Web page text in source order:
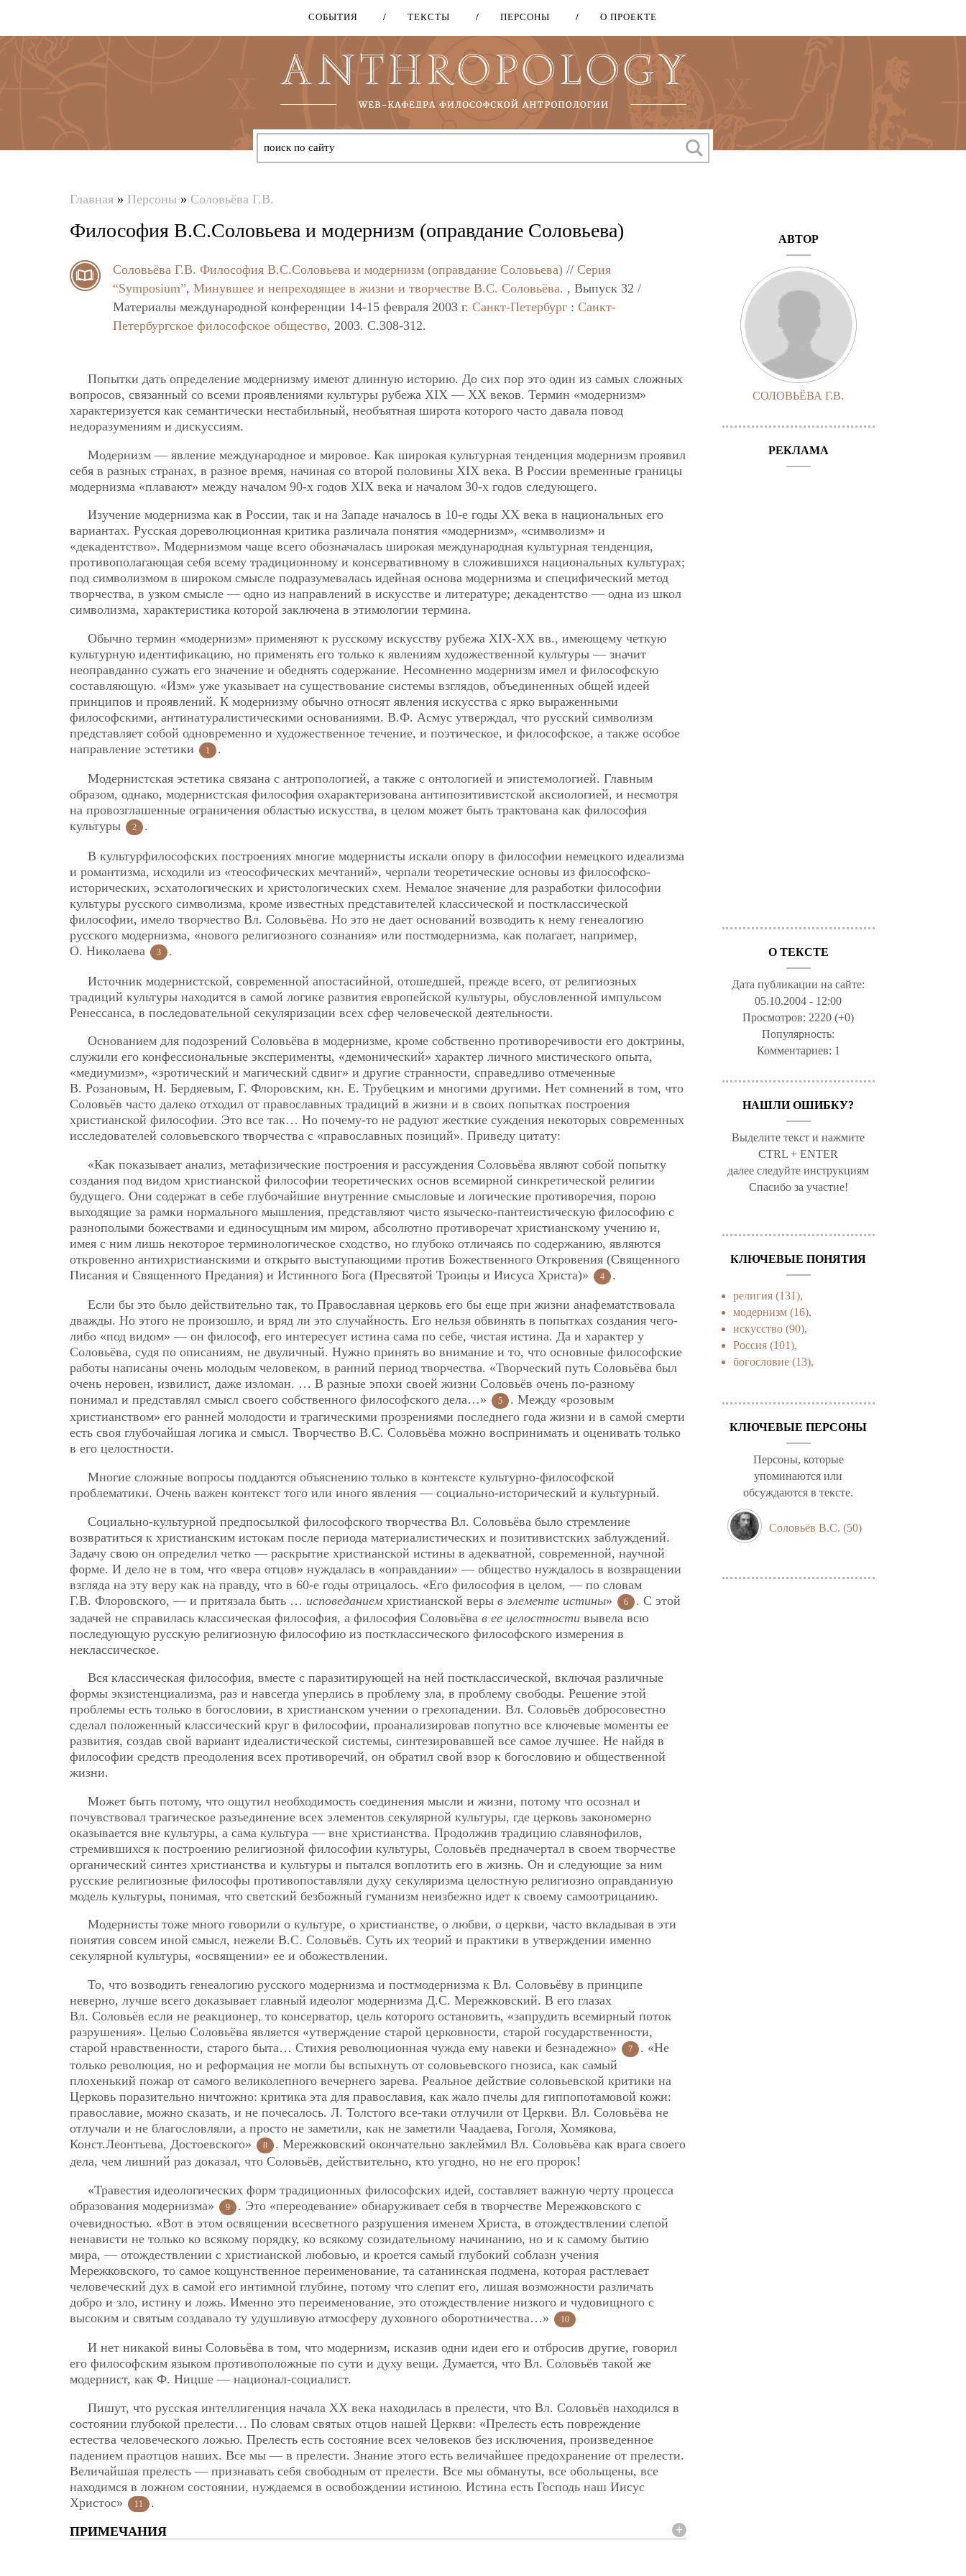
Перейти
основному
содержанию
СОБЫТИЯ ТЕКСТЫ ПЕРСОНЫ О ПРОЕКТЕ
здесь
Главная » Персоны » Соловьёва Г.В.
Философия В.С.Соловьева и модернизм (оправдание Соловьева)
Соловьёва Г.В. Философия В.С.Соловьева и модернизм (оправдание Соловьева) // Серия
“Symposium”, Минувшее и непреходящее в жизни и творчестве В.С. Соловьёва. , Выпуск 32 /
Материалы международной конференции 14-15 февраля 2003 г. Санкт-Петербург : Санкт-
Петербургское философское общество, 2003. C.308-312.
Попытки дать определение модернизму имеют длинную историю. До сих пор это один из самых сложных
вопросов, связанный со всеми проявлениями культуры рубежа XIX — XX веков. Термин «модернизм»
характеризуется как семантически нестабильный, необъятная широта которого часто давала повод
недоразумениям и дискуссиям.
Модернизм — явление международное и мировое. Как широкая культурная тенденция модернизм проявил
себя в разных странах, в разное время, начиная со второй половины XIX века. В России временные границы
модернизма «плавают» между началом 90-х годов XIX века и началом 30-х годов следующего.
Изучение модернизма как в России, так и на Западе началось в 10-е годы ХХ века в национальных его
вариантах. Русская дореволюционная критика различала понятия «модернизм», «символизм» и
«декадентство». Модернизмом чаще всего обозначалась широкая международная культурная тенденция,
противополагающая себя всему традиционному и консервативному в сложившихся национальных культурах;
под символизмом в широком смысле подразумевалась идейная основа модернизма и специфический метод
творчества, в узком смысле — одно из направлений в искусстве и литературе; декадентство — одна из школ
символизма, характеристика которой заключена в этимологии термина.
Обычно термин «модернизм» применяют к русскому искусству рубежа XIX-XX вв., имеющему четкую
культурную идентификацию, но применять его только к явлениям художественной культуры — значит
неоправданно сужать его значение и обеднять содержание. Несомненно модернизм имел и философскую
составляющую. «Изм» уже указывает на существование системы взглядов, объединенных общей идеей
принципов и проявлений. К модернизму обычно относят явления искусства с ярко выраженными
философскими, антинатуралистическими основаниями. В.Ф. Асмус утверждал, что русский символизм
представляет собой одновременно и художественное течение, и поэтическое, и философское, а также особое
направление эстетики
1 .
Модернистская эстетика связана с антропологией, а также с онтологией и эпистемологией. Главным
образом, однако, модернистская философия охарактеризована антипозитивистской аксиологией, и несмотря
на провозглашенные ограничения областью искусства, в целом может быть трактована как философия
культуры
2 .
В культурфилософских построениях многие модернисты искали опору в философии немецкого идеализма
и романтизма, исходили из «теософических мечтаний», черпали теоретические основы из философско-
исторических, эсхатологических и христологических схем. Немалое значение для разработки философии
культуры русского символизма, кроме известных представителей классической и постклассической
философии, имело творчество Вл. Соловьёва. Но это не дает оснований возводить к нему генеалогию
русского модернизма, «нового религиозного сознания» или постмодернизма, как полагает, например,
О. Николаева
3 .
Источник модернистской, современной апостасийной, отошедшей, прежде всего, от религиозных
традиций культуры находится в самой логике развития европейской культуры, обусловленной импульсом
Ренессанса, в последовательной секуляризации всех сфер человеческой деятельности.
Основанием для подозрений Соловьёва в модернизме, кроме собственно противоречивости его доктрины,
служили его конфессиональные эксперименты, «демонический» характер личного мистического опыта,
«медиумизм», «эротический и магический сдвиг» и другие странности, справедливо отмеченные
В. Розановым, Н. Бердяевым, Г. Флоровским, кн. Е. Трубецким и многими другими. Нет сомнений в том, что
Соловьёв часто далеко отходил от православных традиций в жизни и в своих попытках построения
христианской философии. Это все так… Но почему-то не радуют жесткие суждения некоторых современных
исследователей соловьевского творчества с «православных позиций». Приведу цитату:
«Как показывает анализ, метафизические построения и рассуждения Соловьёва являют собой попытку
создания под видом христианской философии теоретических основ всемирной синкретической религии
будущего. Они содержат в себе глубочайшие внутренние смысловые и логические противоречия, порою
выходящие за рамки нормального мышления, представляют чисто языческо-пантеистическую философию с
разнополыми божествами и единосущным им миром, абсолютно противоречат христианскому учению и,
имея с ним лишь некоторое терминологическое сходство, но глубоко отличаясь по содержанию, являются
откровенно антихристианскими и открыто выступающими против Божественного Откровения (Священного
Писания и Священного Предания) и Истинного Бога (Пресвятой Троицы и Иисуса Христа)»
4 .
Если бы это было действительно так, то Православная церковь его бы еще при жизни анафематствовала
дважды. Но этого не произошло, и вряд ли это случайность. Его нельзя обвинять в попытках создания чего-
либо «под видом» — он философ, его интересует истина сама по себе, чистая истина. Да и характер у
Соловьёва, судя по описаниям, не двуличный. Нужно принять во внимание и то, что основные философские
работы написаны очень молодым человеком, в ранний период творчества. «Творческий путь Соловьёва был
очень неровен, извилист, даже изломан. … В разные эпохи своей жизни Соловьёв очень по-разному
понимал и представлял смысл своего собственного философского дела…»
5 . Между «розовым
христианством» его ранней молодости и трагическими прозрениями последнего года жизни и в самой смерти
есть своя глубочайшая логика и смысл. Творчество В.С. Соловьёва можно воспринимать и оценивать только
в его целостности.
Многие сложные вопросы поддаются объяснению только в контексте культурно-философской
проблематики. Очень важен контекст того или иного явления — социально-исторический и культурный.
Социально-культурной предпосылкой философского творчества Вл. Соловьёва было стремление
возвратиться к христианским истокам после периода материалистических и позитивистских заблуждений.
Задачу свою он определил четко — раскрытие христианской истины в адекватной, современной, научной
форме. И дело не в том, что «вера отцов» нуждалась в «оправдании» — общество нуждалось в возвращении
взгляда на эту веру как на правду, что в 60-е годы отрицалось. «Его философия в целом, — по словам
Г.В. Флоровского, — и притязала быть … исповеданием христианской веры в элементе истины» 6
. С этой
задачей не справилась классическая философия, а философия Соловьёва в ее целостности вывела всю
последующую русскую религиозную философию из постклассического философского измерения в
неклассическое.
Вся классическая философия, вместе с паразитирующей на ней постклассической, включая различные
формы экзистенциализма, раз и навсегда уперлись в проблему зла, в проблему свободы. Решение этой
проблемы есть только в богословии, в христианском учении о грехопадении. Вл. Соловьёв добросовестно
сделал положенный классический круг в философии, проанализировав попутно все ключевые моменты ее
развития, создав свой вариант идеалистической системы, синтезировавшей все самое лучшее. Не найдя в
философии средств преодоления всех противоречий, он обратил свой взор к богословию и общественной
жизни.
Может быть потому, что ощутил необходимость соединения мысли и жизни, потому что осознал и
почувствовал трагическое разъединение всех элементов секулярной культуры, где церковь закономерно
оказывается вне культуры, а сама культура — вне христианства. Продолжив традицию славянофилов,
стремившихся к построению религиозной философии культуры, Соловьёв предначертал в своем творчестве
органический синтез христианства и культуры и пытался воплотить его в жизнь. Он и следующие за ним
русские религиозные философы противопоставляли духу секуляризма целостную религиозно оправданную
модель культуры, понимая, что светский безбожный гуманизм неизбежно идет к своему самоотрицанию.
Модернисты тоже много говорили о культуре, о христианстве, о любви, о церкви, часто вкладывая в эти
понятия совсем иной смысл, нежели В.С. Соловьёв. Суть их теорий и практики в утверждении именно
секулярной культуры, «освящении» ее и обожествлении.
То, что возводить генеалогию русского модернизма и постмодернизма к Вл. Соловьёву в принципе
неверно, лучше всего доказывает главный идеолог модернизма Д.С. Мережковский. В его глазах
Вл. Соловьёв если не реакционер, то консерватор, цель которого остановить, «запрудить всемирный поток
разрушения». Целью Соловьёва является «утверждение старой церковности, старой государственности,
старой нравственности, старого быта… Стихия революционная чужда ему навеки и безнадежно»
7
. «Не
только революция, но и реформация не могли бы вспыхнуть от соловьевского гнозиса, как самый
плохенький пожар от самого великолепного вечернего зарева. Реальное действие соловьевской критики на
Церковь поразительно ничтожно: критика эта для православия, как жало пчелы для гиппопотамовой кожи:
православие, можно сказать, и не почесалось. Л. Толстого все-таки отлучили от Церкви. Вл. Соловьёва не
отлучали и не благословляли, а просто не заметили, как не заметили Чаадаева, Гоголя, Хомякова,
Конст.Леонтьева, Достоевского»
8
. Мережковский окончательно заклеймил Вл. Соловьёва как врага своего
дела, чем лишний раз доказал, что Соловьёв, действительно, кто угодно, но не его пророк!
«Травестия идеологических форм традиционных философских идей, составляет важную черту процесса
образования модернизма»
9
. Это «переодевание» обнаруживает себя в творчестве Мережковского с
очевидностью. «Вот в этом освящении всесветного разрушения именем Христа, в отождествлении слепой
ненависти не только ко всякому порядку, ко всякому созидательному начинанию, но и к самому бытию
мира, — отождествлении с христианской любовью, и кроется самый глубокий соблазн учения
Мережковского, то самое кощунственное переименование, та сатанинская подмена, которая растлевает
человеческий дух в самой его интимной глубине, потому что слепит его, лишая возможности различать
добро и зло, истину и ложь. Именно это переименование, это отождествление низкого и чудовищного с
высоким и святым создавало ту удушливую атмосферу духовного оборотничества…»
10
И нет никакой вины Соловьёва в том, что модернизм, исказив одни идеи его и отбросив другие, говорил
его философским языком противоположные по сути и духу вещи. Думается, что Вл. Соловьёв такой же
модернист, как Ф. Ницше — национал-социалист.
Пишут, что русская интеллигенция начала ХХ века находилась в прелести, что Вл. Соловьёв находился в
состоянии глубокой прелести… По словам святых отцов нашей Церкви: «Прелесть есть повреждение
естества человеческого ложью. Прелесть есть состояние всех человеков без исключения, произведенное
падением праотцов наших. Все мы — в прелести. Знание этого есть величайшее предохранение от прелести.
Величайшая прелесть — признавать себя свободным от прелести. Все мы обмануты, все обольщены, все
находимся в ложном состоянии, нуждаемся в освобождении истиною. Истина есть Господь наш Иисус
Христос»
11 .
ПРИМЕЧАНИЯ
АВТОР
СОЛОВЬЁВА Г.В.
РЕКЛАМА
О ТЕКСТЕ
Дата публикации на сайте:
05.10.2004 - 12:00
Просмотров: 2220 (+0)
Популярность:
Комментариев: 1
НАШЛИ ОШИБКУ?
Выделите текст и нажмите
CTRL + ENTER
далее следуйте инструкциям
Спасибо за участие!
КЛЮЧЕВЫЕ ПОНЯТИЯ
религия (131),
модернизм (16),
искусство (90),
Россия (101),
богословие (13),
КЛЮЧЕВЫЕ ПЕРСОНЫ
Персоны, которые
упоминаются или
обсуждаются в тексте.
Соловьёв В.С. (50)